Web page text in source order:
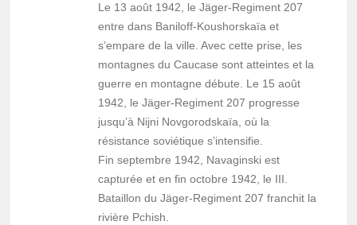
Le 13 août 1942, le Jäger-Regiment 207
entre dans Baniloff-Koushorskaïa et
s’empare de la ville. Avec cette prise, les
montagnes du Caucase sont atteintes et la
guerre en montagne débute. Le 15 août
1942, le Jäger-Regiment 207 progresse
jusqu’à Nijni Novgorodskaïa, où la
résistance soviétique s’intensifie.
Fin septembre 1942, Navaginski est
capturée et en fin octobre 1942, le III.
Bataillon du Jäger-Regiment 207 franchit la
rivière Pchish.